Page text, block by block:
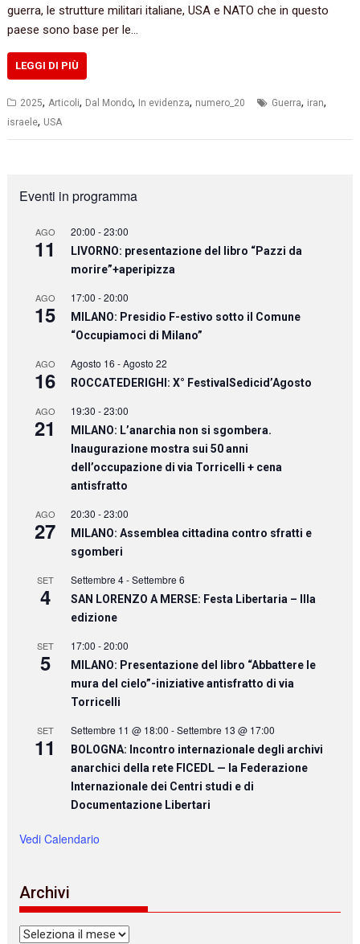
guerra, le strutture militari italiane, USA e NATO che in questo
paese sono base per le…
LEGGI DI PIÙ
2025,Articoli, Dal Mondo, In evidenza, numero_20 Guerra, iran,
israele, USA
Eventi in programma
AGO
11
20:00 -23:00
LIVORNO: presentazione del libro “Pazzi da
morire”+aperipizza
AGO
15
17:00 -20:00
MILANO: Presidio F-estivo sotto il Comune
“Occupiamoci di Milano”
AGO
16
Agosto 16 -Agosto 22
ROCCATEDERIGHI: X° FestivalSedicid’Agosto
AGO
21
19:30 -23:00
MILANO: L’anarchia non si sgombera.
Inaugurazione mostra sui 50 anni
dell’occupazione di via Torricelli + cena
antisfratto
AGO
27
20:30 -23:00
MILANO: Assemblea cittadina contro sfratti e
sgomberi
SET
4
Settembre 4-Settembre 6
SAN LORENZO A MERSE: Festa Libertaria – IIIa
edizione
SET
5
17:00 -20:00
MILANO: Presentazione del libro “Abbattere le
mura del cielo”-iniziative antisfratto di via
Torricelli
SET
11
Settembre 11 @ 18:00 -Settembre 13 @ 17:00
BOLOGNA: Incontro internazionale degli archivi
anarchici della rete FICEDL — la Federazione
Internazionale dei Centri studi e di
Documentazione Libertari
Vedi Calendario
Archivi
Archivi